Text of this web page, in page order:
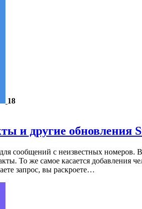
18
и другие обновления
сообщений с неизвестных
То же самое касается
запрос, вы раскроете…